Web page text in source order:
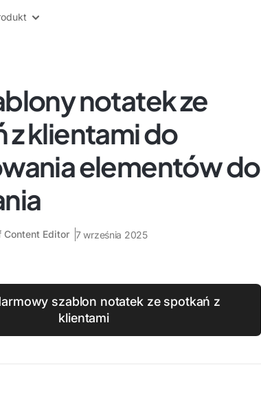
notatek ze
z klientami do
elementów do
Content Editor 7 września 2025
szablon notatek ze spotkań z
klientami